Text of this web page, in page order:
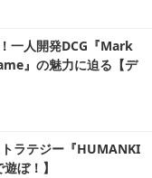
一人開発DCG『Mark
』の魅力に迫る【デ
ラテジー『HUMANKI
ぼ！】